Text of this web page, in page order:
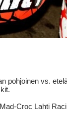
pohjoinen vs.
Croc Lahti